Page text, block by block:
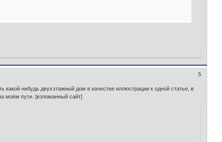
5
нибудь двухэтажный дом в качестве иллюстрации к одной статье, в
моём пути. [взломанный сайт]